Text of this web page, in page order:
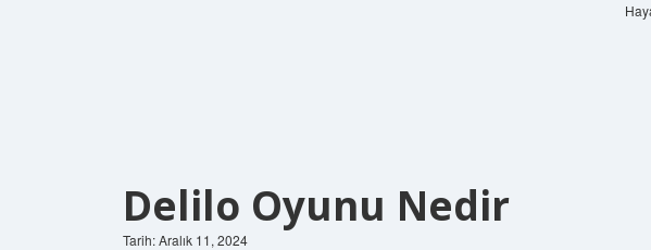
Delilo Oyunu Nedir
Tarih: Aralık 11, 2024